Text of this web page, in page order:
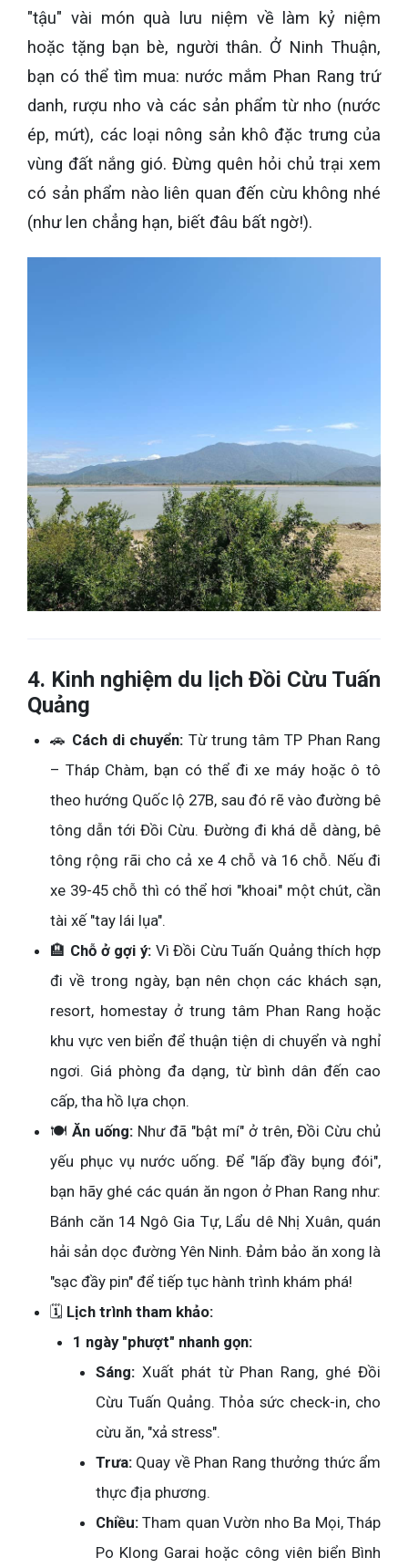
"tậu" vài món quà lưu niệm về làm kỷ niệm
hoặc tặng bạn bè, người thân. Ở Ninh Thuận,
bạn có thể tìm mua: nước mắm Phan Rang trứ
danh, rượu nho và các sản phẩm từ nho (nước
ép, mứt), các loại nông sản khô đặc trưng của
vùng đất nắng gió. Đừng quên hỏi chủ trại xem
có sản phẩm nào liên quan đến cừu không nhé
(như len chẳng hạn, biết đâu bất ngờ!).
4. Kinh nghiệm du lịch Đồi Cừu Tuấn
Quảng
🚗 Cách di chuyển: Từ trung tâm TP Phan Rang
– Tháp Chàm, bạn có thể đi xe máy hoặc ô tô
theo hướng Quốc lộ 27B, sau đó rẽ vào đường bê
tông dẫn tới Đồi Cừu. Đường đi khá dễ dàng, bê
tông rộng rãi cho cả xe 4 chỗ và 16 chỗ. Nếu đi
xe 39-45 chỗ thì có thể hơi "khoai" một chút, cần
tài xế "tay lái lụa".
🏨 Chỗ ở gợi ý:Vì Đồi Cừu Tuấn Quảng thích hợp
đi về trong ngày, bạn nên chọn các khách sạn,
resort, homestay ở trung tâm Phan Rang hoặc
khu vực ven biển để thuận tiện di chuyển và nghỉ
ngơi. Giá phòng đa dạng, từ bình dân đến cao
cấp, tha hồ lựa chọn.
🍽️ Ăn uống: Như đã "bật mí" ở trên, Đồi Cừu chủ
yếu phục vụ nước uống. Để "lấp đầy bụng đói",
bạn hãy ghé các quán ăn ngon ở Phan Rang như:
Bánh căn 14 Ngô Gia Tự, Lẩu dê Nhị Xuân, quán
hải sản dọc đường Yên Ninh. Đảm bảo ăn xong là
"sạc đầy pin" để tiếp tục hành trình khám phá!
🗓️ Lịch trình tham khảo:
1 ngày "phượt" nhanh gọn:
Sáng: Xuất phát từ Phan Rang, ghé Đồi
Cừu Tuấn Quảng. Thỏa sức check-in, cho
cừu ăn, "xả stress".
Trưa: Quay về Phan Rang thưởng thức ẩm
thực địa phương.
Chiều: Tham quan Vườn nho Ba Mọi, Tháp
Po Klong Garai hoặc công viên biển Bình